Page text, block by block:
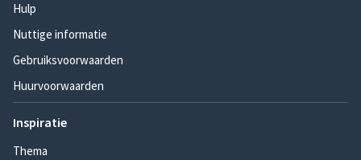
Hulp
Nuttige informatie
Gebruiksvoorwaarden
Huurvoorwaarden
Inspiratie
Thema